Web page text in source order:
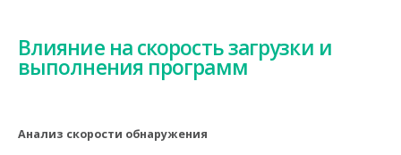
Влияние на скорость загрузки и
выполнения программ
Анализ скорости обнаружения